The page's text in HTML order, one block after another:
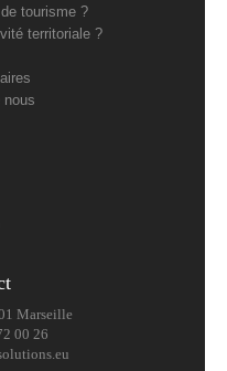
tourisme ?
territoriale ?
nous
Marseille
00 26